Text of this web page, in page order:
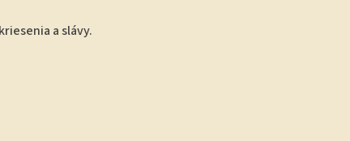
a slávy.